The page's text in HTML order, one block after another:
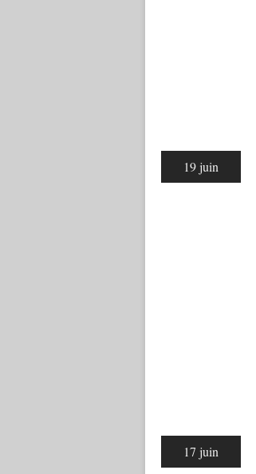
19 juin
17 juin